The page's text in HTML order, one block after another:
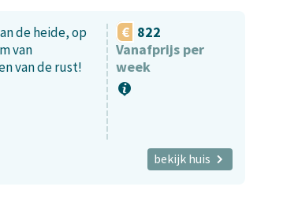
de heide, op
van
van de rust!
822
Vanafprijs per
week
bekijk huis